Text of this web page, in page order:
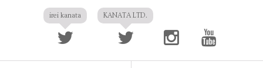
irei kanata KANATA LTD.